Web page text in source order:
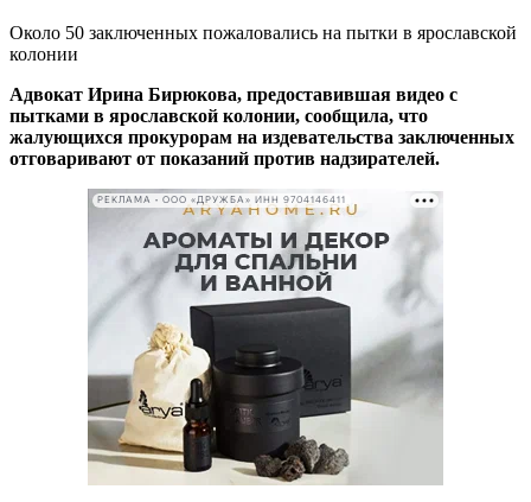
Около 50 заключенных пожаловались на пытки в ярославской
колонии
Адвокат Ирина Бирюкова, предоставившая видео с
пытками в ярославской колонии, сообщила, что
жалующихся прокурорам на издевательства заключенных
отговаривают от показаний против надзирателей.
РЕКЛАМА • ООО «ДРУЖБА» ИНН 9704146411